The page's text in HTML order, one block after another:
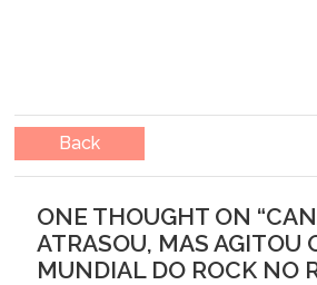
Back
ONE THOUGHT ON “
ATRASOU, MAS AGITOU
MUNDIAL DO ROCK NO